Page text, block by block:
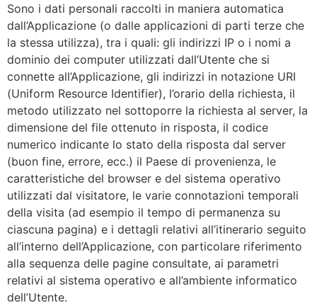
Sono i dati personali raccolti in maniera automatica
dall’Applicazione (o dalle applicazioni di parti terze che
la stessa utilizza), tra i quali: gli indirizzi IP o i nomi a
dominio dei computer utilizzati dall’Utente che si
connette all’Applicazione, gli indirizzi in notazione URI
(Uniform Resource Identifier), l’orario della richiesta, il
metodo utilizzato nel sottoporre la richiesta al server, la
dimensione del file ottenuto in risposta, il codice
numerico indicante lo stato della risposta dal server
(buon fine, errore, ecc.) il Paese di provenienza, le
caratteristiche del browser e del sistema operativo
utilizzati dal visitatore, le varie connotazioni temporali
della visita (ad esempio il tempo di permanenza su
ciascuna pagina) e i dettagli relativi all’itinerario seguito
all’interno dell’Applicazione, con particolare riferimento
alla sequenza delle pagine consultate, ai parametri
relativi al sistema operativo e all’ambiente informatico
dell’Utente.